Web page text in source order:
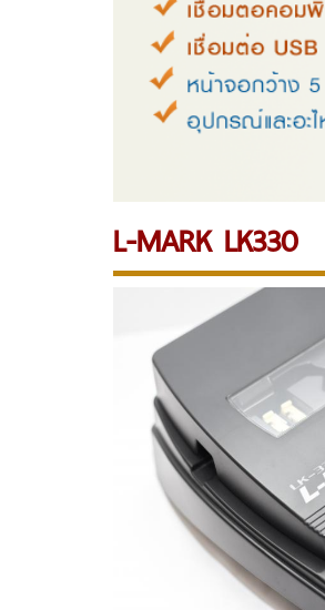
L-MARK LK330